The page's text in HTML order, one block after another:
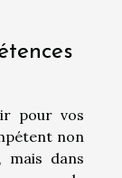
pour vos
non
mais dans